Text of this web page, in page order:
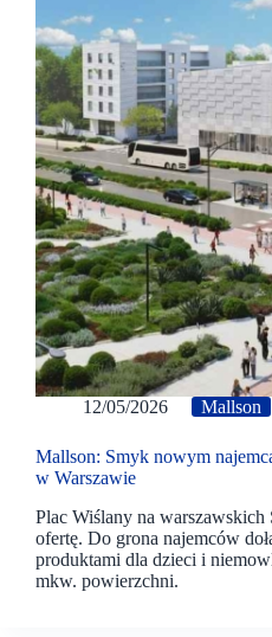
12/05/2026 Mallson
Mallson: Smyk nowym
w Warszawie
Plac Wiślany na
ofertę. Do grona najemców
produktami dla dzieci i
mkw. powierzchni.